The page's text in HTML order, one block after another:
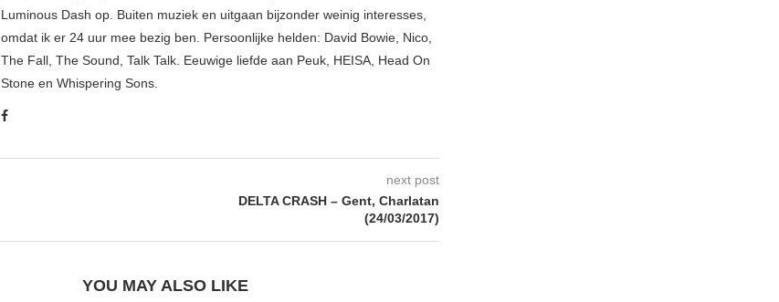
Luminous Dash op. Buiten muziek en uitgaan bijzonder weinig interesses,
omdat ik er 24 uur mee bezig ben. Persoonlijke helden: David Bowie, Nico,
The Fall, The Sound, Talk Talk. Eeuwige liefde aan Peuk, HEISA, Head On
Stone en Whispering Sons.
next post
DELTA CRASH – Gent, Charlatan
(24/03/2017)
YOU MAY ALSO LIKE